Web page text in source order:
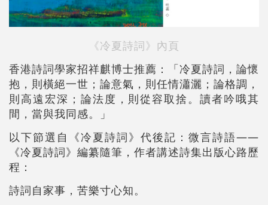
《冷夏詩詞》內頁
香港詩詞學家招祥麒博士推薦：「冷夏詩詞，論懷
抱，則橫絕一世；論意氣，則任情瀟灑；論格調，
則高遠宏深；論法度，則從容取捨。讀者吟哦其
間，當與我同感。」
以下節選自《冷夏詩詞》代後記：微言詩語——
《冷夏詩詞》編纂隨筆，作者講述詩集出版心路歷
程：
詩詞自家事，苦樂寸心知。